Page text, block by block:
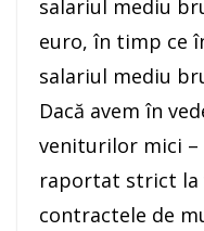
salariul mediu
euro, în timp ce
salariul mediu
Dacă avem în
veniturilor mici –
raportat strict la
contractele de